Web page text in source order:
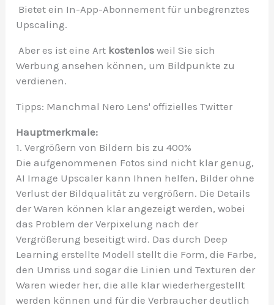
Bietet ein In-App-Abonnement für unbegrenztes
Upscaling.
Aber es ist eine Art kostenlos weil Sie sich
Werbung ansehen können, um Bildpunkte zu
verdienen.
Tipps: Manchmal Nero Lens' offizielles Twitter
Hauptmerkmale:
1. Vergrößern von Bildern bis zu 400%
Die aufgenommenen Fotos sind nicht klar genug,
AI Image Upscaler kann Ihnen helfen, Bilder ohne
Verlust der Bildqualität zu vergrößern. Die Details
der Waren können klar angezeigt werden, wobei
das Problem der Verpixelung nach der
Vergrößerung beseitigt wird. Das durch Deep
Learning erstellte Modell stellt die Form, die Farbe,
den Umriss und sogar die Linien und Texturen der
Waren wieder her, die alle klar wiederhergestellt
werden können und für die Verbraucher deutlich